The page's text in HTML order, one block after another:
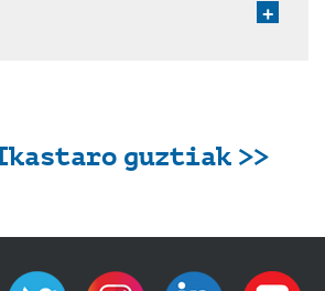
+
guztiak >>